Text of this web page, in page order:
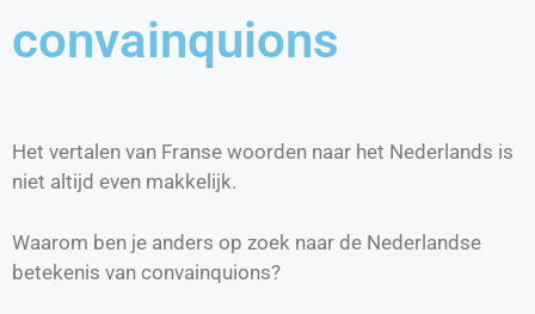
convainquions
Het vertalen van Franse woorden naar het Nederlands is
niet altijd even makkelijk.
Waarom ben je anders op zoek naar de Nederlandse
betekenis van convainquions?